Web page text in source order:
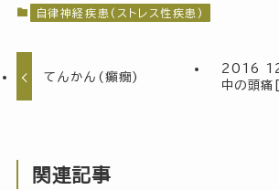
自律神経疾患(ストレス性疾患)
てんかん(癲癇)
2016
中の頭
関連記事